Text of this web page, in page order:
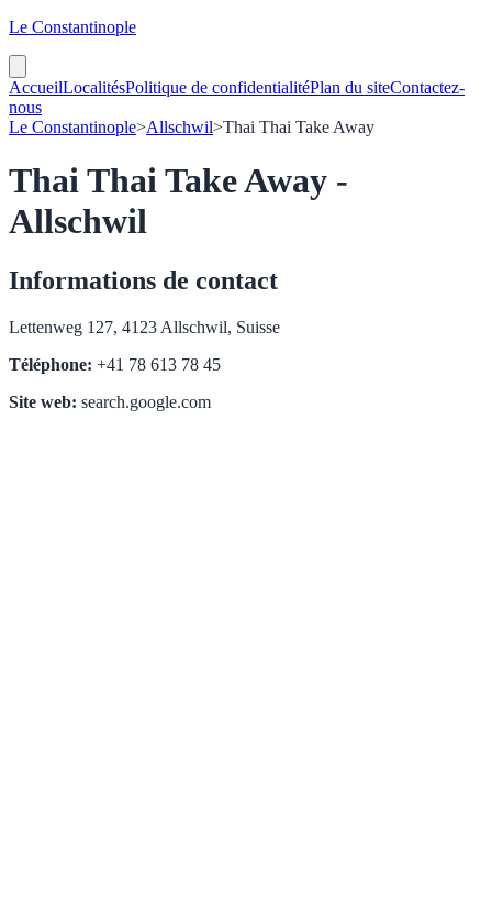
Le Constantinople
AccueilLocalitésPolitique de confidentialitéPlan du siteContactez-
nous
Le Constantinople>Allschwil>Thai Thai Take Away
Thai Thai Take Away -
Allschwil
Informations de contact
Lettenweg 127, 4123 Allschwil, Suisse
Téléphone: +41 78 613 78 45
Site web: search.google.com